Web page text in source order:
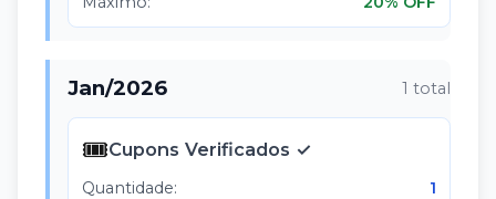
Jan/2026 1 total
🎟️Cupons Verificados ✓
Quantidade:
1